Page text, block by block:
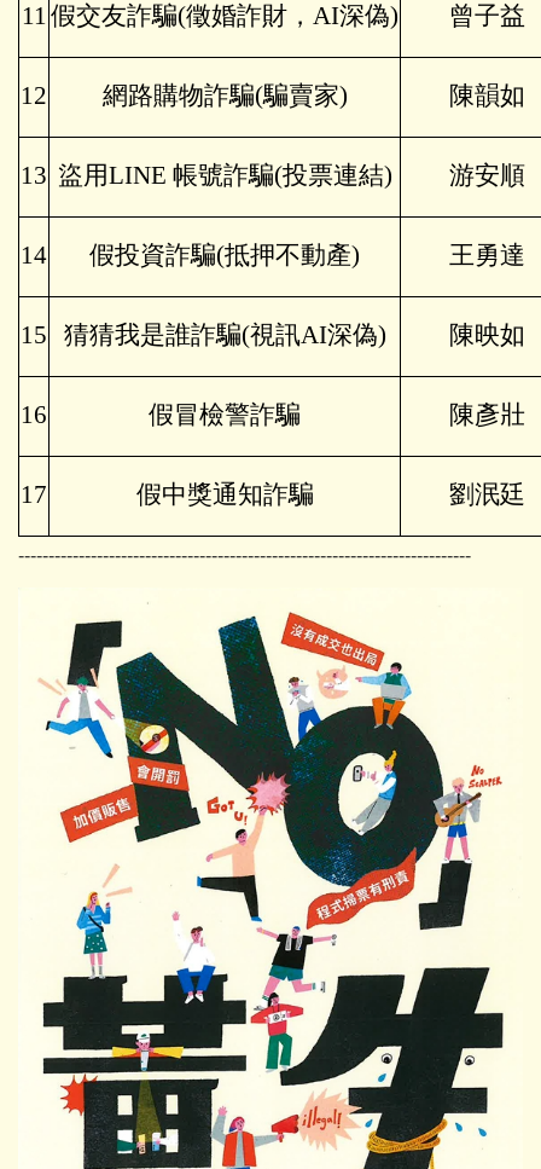
11假交友詐騙(徵婚詐財，AI深偽) 曾子益
12 網路購物詐騙(騙賣家) 陳韻如
13 盜用LINE 帳號詐騙(投票連結) 游安順
14 假投資詐騙(抵押不動產) 王勇達
15 猜猜我是誰詐騙(視訊AI深偽) 陳映如
16 假冒檢警詐騙 陳彥壯
17 假中獎通知詐騙 劉泯廷
---------------------------------------------------------------------------